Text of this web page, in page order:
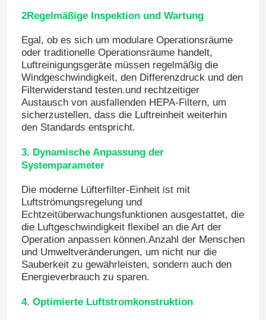
Fälle
Modularer Operationssaal
Modularer Reinraum
Automatische Krankenhaus-Tür
chirurgischer Operationstisch
medizinischer Deckenanhänger
Chirurgisches Licht LED
Operationssaal für Chirurgie
2Regelmäßige Inspektion und Wartung
Egal, ob es sich um modulare Operationsräume
oder traditionelle Operationsräume handelt,
Luftreinigungsgeräte müssen regelmäßig die
Windgeschwindigkeit, den Differenzdruck und den
Filterwiderstand testen.und rechtzeitiger
Austausch von ausfallenden HEPA-Filtern, um
sicherzustellen, dass die Luftreinheit weiterhin
den Standards entspricht.
3. Dynamische Anpassung der
Systemparameter
Die moderne Lüfterfilter-Einheit ist mit
Luftströmungsregelung und
Echtzeitüberwachungsfunktionen ausgestattet, die
die Luftgeschwindigkeit flexibel an die Art der
Operation anpassen können.Anzahl der Menschen
und Umweltveränderungen, um nicht nur die
Sauberkeit zu gewährleisten, sondern auch den
Energieverbrauch zu sparen.
4. Optimierte Luftstromkonstruktion